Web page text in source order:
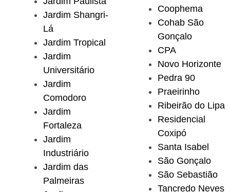
Jardim Shangri-
Lá
Jardim Tropical
Jardim
Universitário
Jardim
Comodoro
Jardim
Fortaleza
Jardim
Industriário
Jardim das
Palmeiras
Coophema
Cohab São
Gonçalo
CPA
Novo Horizonte
Pedra 90
Praeirinho
Ribeirão do Lipa
Residencial
Coxipó
Santa Isabel
São Gonçalo
São Sebastião
Tancredo Neves